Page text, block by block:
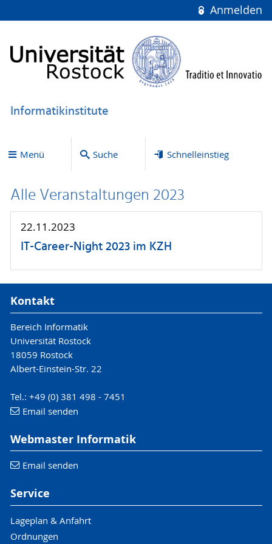
Anmelden
Informatikinstitute
Menü Suche Schnelleinstieg
Alle Veranstaltungen 2023
22.11.2023
IT-Career-Night 2023 im KZH
Kontakt
Bereich Informatik
Universität Rostock
18059 Rostock
Albert-Einstein-Str. 22
Tel.: +49 (0) 381 498 - 7451
Email senden
Webmaster Informatik
Email senden
Service
Lageplan & Anfahrt
Ordnungen